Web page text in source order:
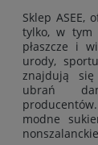
Sklep ASEE,
tylko, w tym
płaszcze i
urody, sportu
znajdują się
ubrań
modne